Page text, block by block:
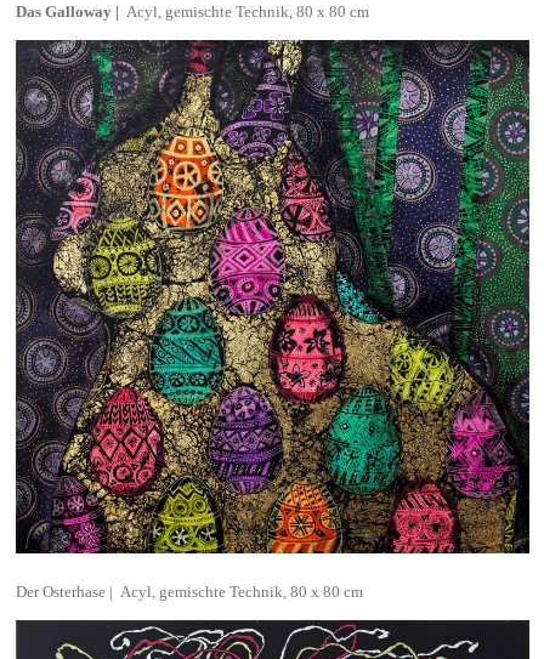
Das Galloway | Acyl, gemischte Technik, 80 x 80 cm
Der Osterhase | Acyl, gemischte Technik, 80 x 80 cm